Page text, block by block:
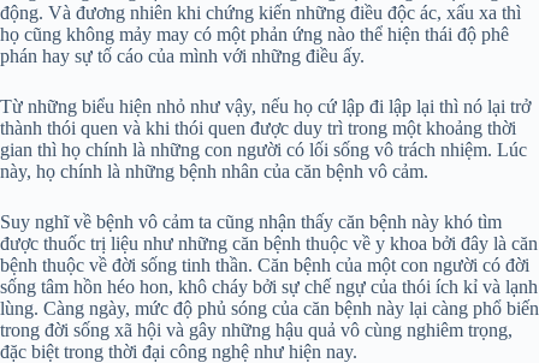
động. Và đương nhiên khi chứng kiến những điều độc ác, xấu xa thì
họ cũng không mảy may có một phản ứng nào thể hiện thái độ phê
phán hay sự tố cáo của mình với những điều ấy.
Từ những biểu hiện nhỏ như vậy, nếu họ cứ lập đi lập lại thì nó lại trở
thành thói quen và khi thói quen được duy trì trong một khoảng thời
gian thì họ chính là những con người có lối sống vô trách nhiệm. Lúc
này, họ chính là những bệnh nhân của căn bệnh vô cảm.
Suy nghĩ về bệnh vô cảm ta cũng nhận thấy căn bệnh này khó tìm
được thuốc trị liệu như những căn bệnh thuộc về y khoa bởi đây là căn
bệnh thuộc về đời sống tinh thần. Căn bệnh của một con người có đời
sống tâm hồn héo hon, khô cháy bởi sự chế ngự của thói ích kỉ và lạnh
lùng. Càng ngày, mức độ phủ sóng của căn bệnh này lại càng phổ biến
trong đời sống xã hội và gây những hậu quả vô cùng nghiêm trọng,
đặc biệt trong thời đại công nghệ như hiện nay.